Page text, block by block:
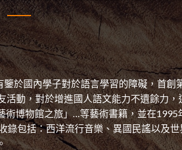
於國內學子對於語言學習的障礙，首創
動，對於增進國人語文能力不遺餘力
術博物館之旅」…等藝術書籍，並在
錄包括：西洋流行音樂、異國民謠以及